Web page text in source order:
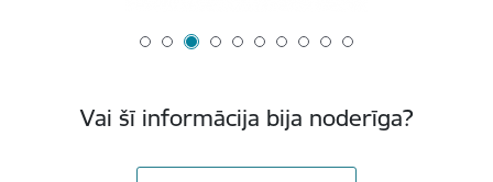
Vai šī informācija bija noderīga?